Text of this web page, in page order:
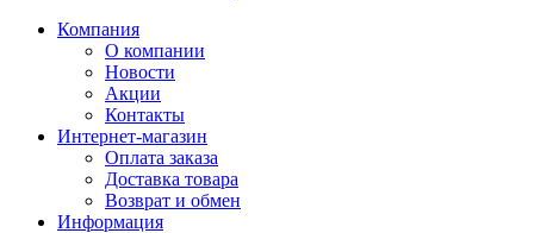
Компания
О компании
Новости
Акции
Контакты
Интернет-магазин
Оплата заказа
Доставка товара
Возврат и обмен
Информация